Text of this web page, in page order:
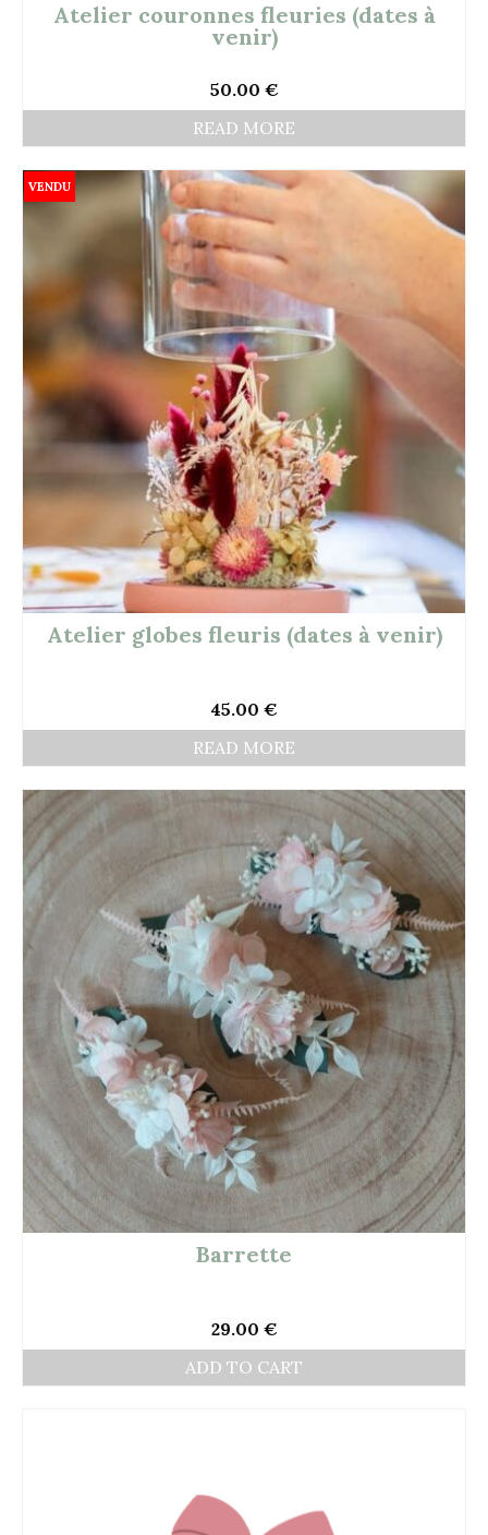
Atelier couronnes fleuries (dates à
venir)
50.00 €
READ MORE
VENDU
Atelier globes fleuris (dates à venir)
45.00 €
READ MORE
Barrette
29.00 €
ADD TO CART